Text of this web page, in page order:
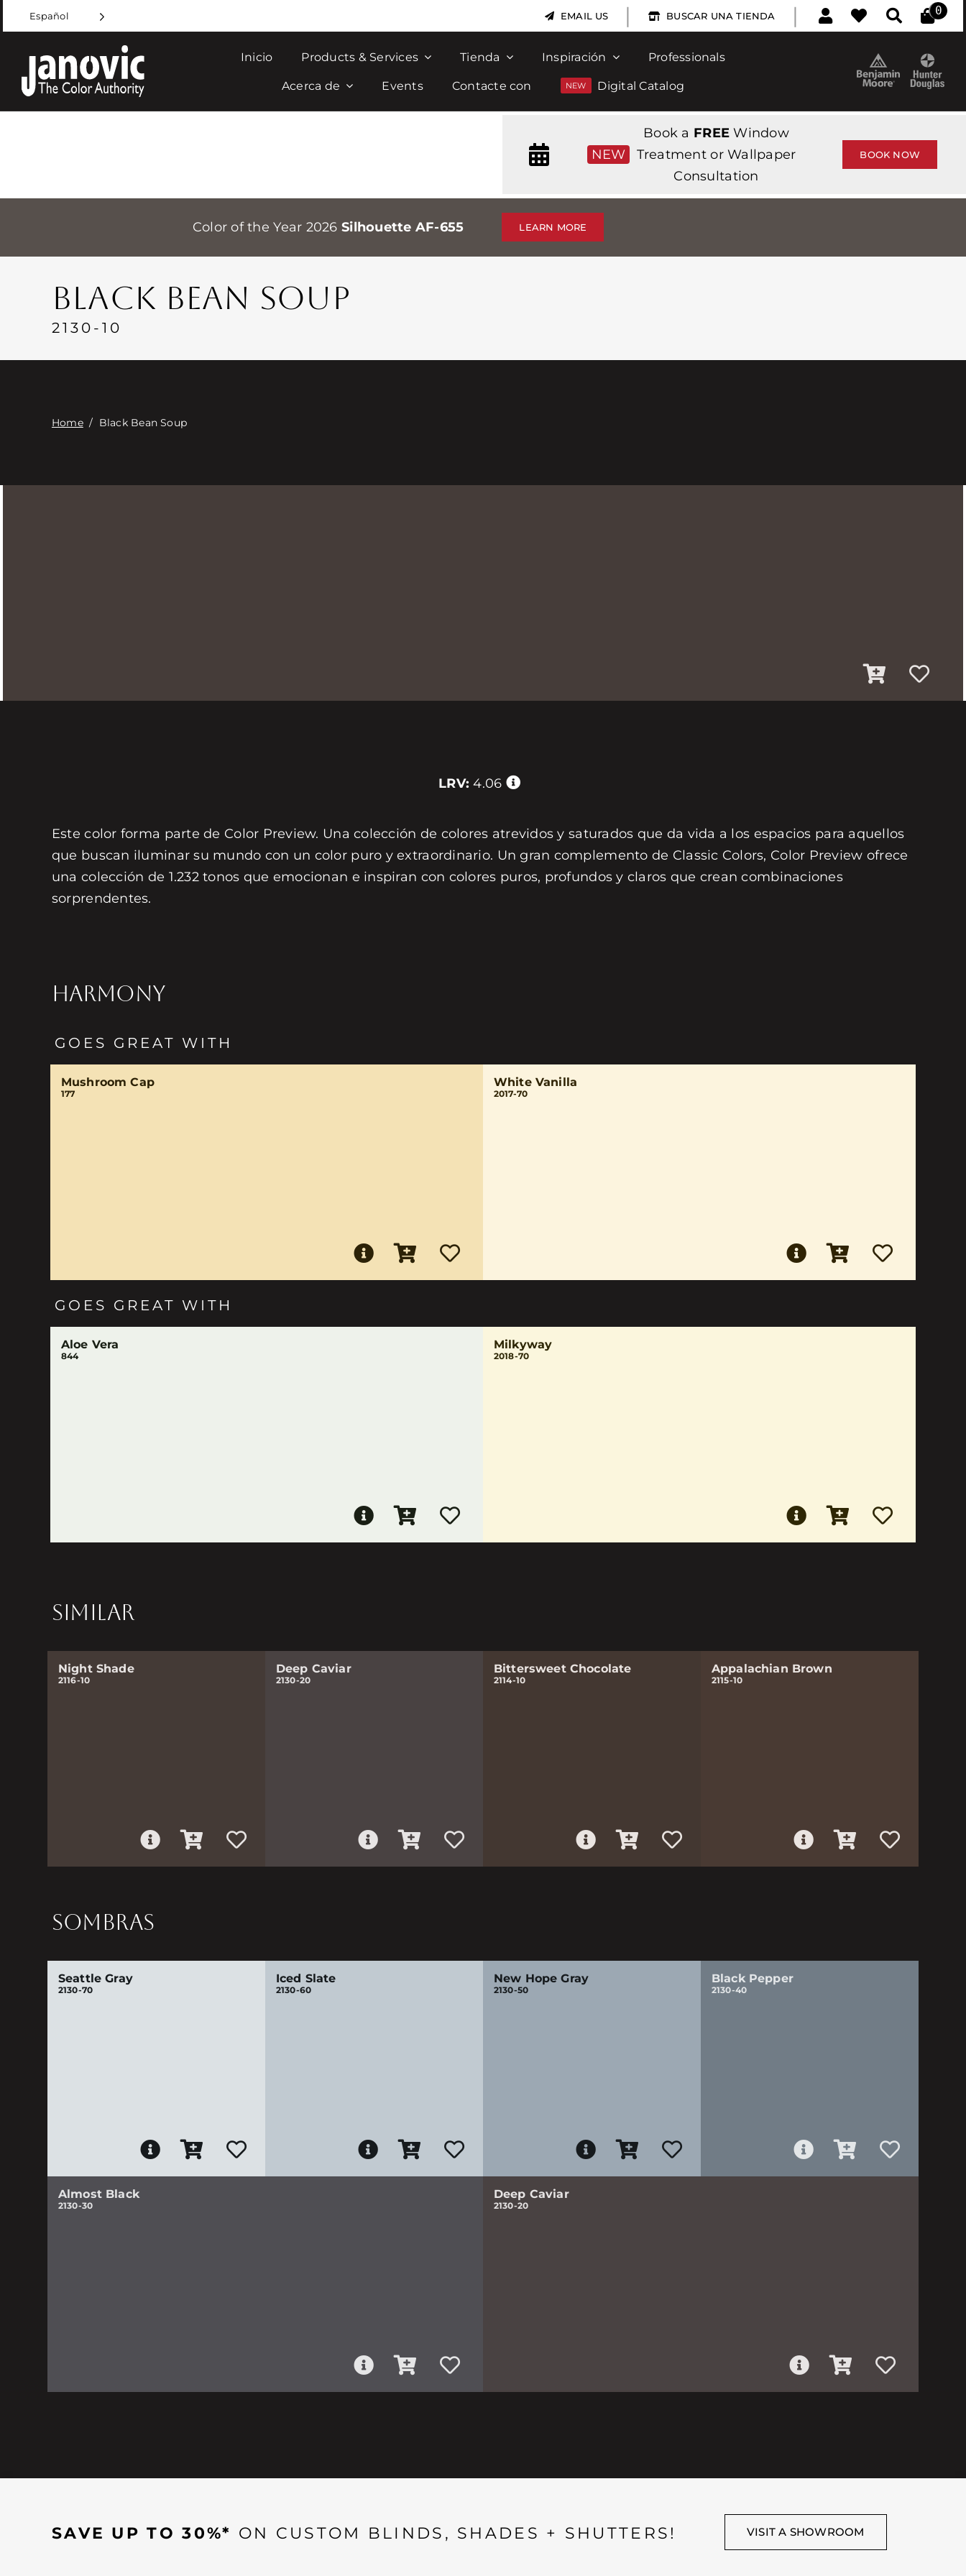
to
content
Español EMAIL US | BUSCAR UNA TIENDA | 0
Inicio Products & Services Tienda Inspiración Professionals
Acerca de Events Contacte con Digital Catalog
NEW
Book a FREE Window
Treatment or Wallpaper
Consultation
BOOK NOW
Color of the Year 2026 Silhouette AF-655 LEARN MORE
BLACK BEAN SOUP
2130-10
Home/ Black Bean Soup
LRV: 4.06
Este color forma parte de Color Preview. Una colección de colores atrevidos y saturados que da vida a los espacios para aquellos
que buscan iluminar su mundo con un color puro y extraordinario. Un gran complemento de Classic Colors, Color Preview ofrece
una colección de 1.232 tonos que emocionan e inspiran con colores puros, profundos y claros que crean combinaciones
sorprendentes.
HARMONY
GOES GREAT WITH
Mushroom Cap
177
White Vanilla
2017-70
GOES GREAT WITH
Aloe Vera
844
Milkyway
2018-70
SIMILAR
Night Shade
2116-10
Deep Caviar
2130-20
Bittersweet Chocolate
2114-10
Appalachian Brown
2115-10
SOMBRAS
Seattle Gray
2130-70
Iced Slate
2130-60
New Hope Gray
2130-50
Black Pepper
2130-40
Almost Black
2130-30
Deep Caviar
2130-20
SAVE UP TO 30%* ON CUSTOM BLINDS, SHADES + SHUTTERS! VISIT A SHOWROOM